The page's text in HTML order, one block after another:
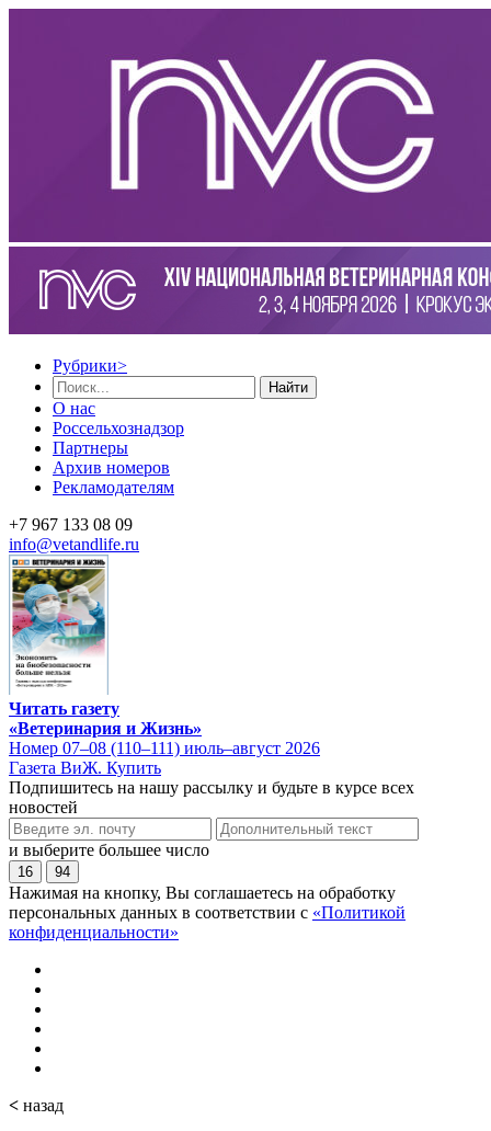
Рубрики>
Найти
О нас
Россельхознадзор
Партнеры
Архив номеров
Рекламодателям
+7 967 133 08 09
info@vetandlife.ru
Читать газету
«Ветеринария и Жизнь»
Номер 07–08 (110–111) июль–август 2026
Газета ВиЖ. Купить
Подпишитесь на нашу рассылку и будьте в курсе всех
новостей
и выберите большее число
16 94
Нажимая на кнопку, Вы соглашаетесь на обработку
персональных данных в соответствии с «Политикой
конфиденциальности»
< назад